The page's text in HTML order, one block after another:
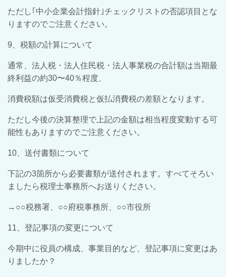
ただし｢中小企業会計指針｣チェックリストの否認項目とな
りますのでご注意ください。
9、税額の計算について
通常、法人税・法人住民税・法人事業税の合計額は当期最
終利益の約30〜40％程度、
消費税額は仮受消費税と仮払消費税の差額となります。
ただし今後の決算整理で上記の金額は相当程度変動する可
能性もありますのでご注意ください。
10、送付書類について
下記の3箇所から必要書類が送付されます。すべてそろい
ましたら税理士事務所へお送りください。
→○○税務署、○○府税事務所、○○市役所
11、登記事項の変更について
今期中に役員の構成、事業目的など、登記事項に変更はあ
りましたか？